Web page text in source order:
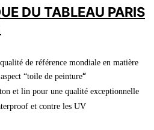
DU TABLEAU PARIS
de référence mondiale en matière
“toile de peinture“
et lin pour une qualité exceptionnelle
et contre les UV